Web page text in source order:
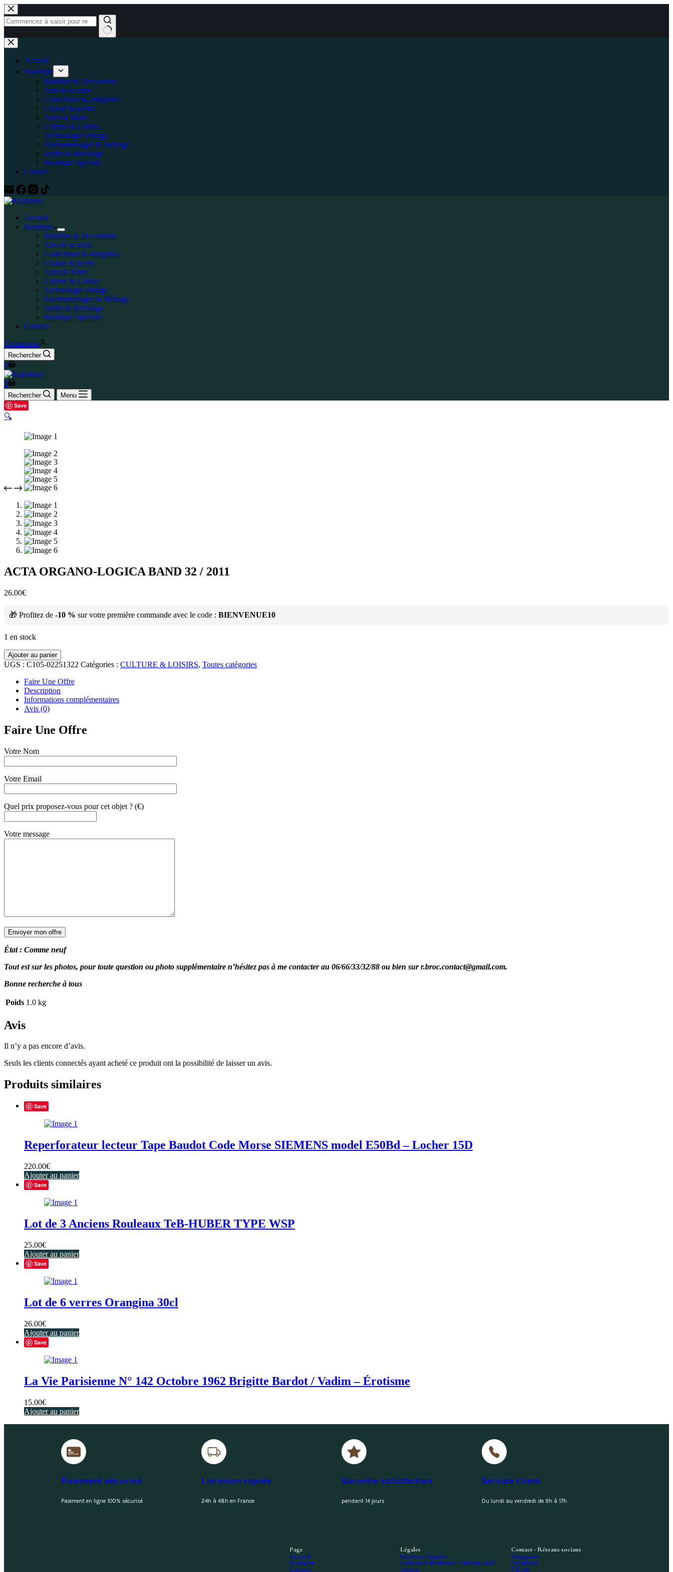
Accueil
Boutique
Mobilier & Decoration
Arts de la table
Collections & antiquites
Chasse & peche
Auto & Moto
Culture & Loisirs
Technologie vintage
Électromenager & Ménage
Jardin & Bricolage
Boutique Spéciale
Contact
Accueil
Boutique
Mobilier & Decoration
Arts de la table
Collections & antiquites
Chasse & peche
Auto & Moto
Culture & Loisirs
Technologie vintage
Électromenager & Ménage
Jardin & Bricolage
Boutique Spéciale
Contact
Connexion
Rechercher
0
0
Rechercher
Menu
Save
🔍
ACTA ORGANO-LOGICA BAND 32 / 2011
26.00€
🎁 Profitez de -10 % sur votre première commande avec le code : BIENVENUE10
1 en stock
Ajouter au panier
UGS : C105-02251322 Catégories : CULTURE & LOISIRS, Toutes catégories
Faire Une Offre
Description
Informations complémentaires
Avis (0)
Faire Une Offre
Votre Nom
Votre Email
Quel prix proposez-vous pour cet objet ? (€)
Votre message
État : Comme neuf
Tout est sur les photos, pour toute question ou photo supplémentaire n’hésitez pas à me contacter au 06/66/33/32/88 ou bien sur r.broc.contact@gmail.com.
Bonne recherche à tous
Poids 1.0 kg
Avis
Il n’y a pas encore d’avis.
Seuls les clients connectés ayant acheté ce produit ont la possibilité de laisser un avis.
Produits similaires
Save
Reperforateur lecteur Tape Baudot Code Morse SIEMENS model E50Bd – Locher 15D
220.00€
Ajouter au panier
Save
Lot de 3 Anciens Rouleaux TeB-HUBER TYPE WSP
25.00€
Ajouter au panier
Save
Lot de 6 verres Orangina 30cl
26.00€
Ajouter au panier
Save
La Vie Parisienne N° 142 Octobre 1962 Brigitte Bardot / Vadim – Érotisme
15.00€
Ajouter au panier
Paiement sécurisé
Paiement en ligne 100% sécurisé
Livraison rapide
24h à 48h en France
Garantie satisfaction
pendant 14 jours
Service client
Du lundi au vendredi de 9h à 17h
Page
Accueil
Boutique
Contact
Légales
Mentions légales
Livraisons et retours - Delivery and
returns
Contact - Réseaux sociaux
Instagram
Facebook
Tik tok